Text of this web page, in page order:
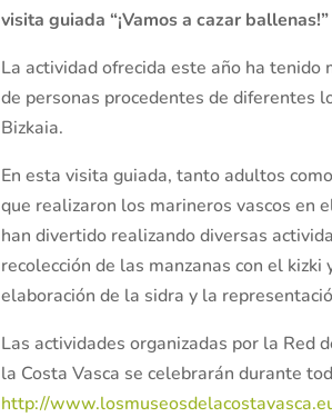
visita guiada “¡Vamos a cazar
La actividad ofrecida este año ha tenido
de personas procedentes de diferentes
Bizkaia.
En esta visita guiada, tanto adultos
que realizaron los marineros vascos en
han divertido realizando diversas
recolección de las manzanas con el
elaboración de la sidra y la
Las actividades organizadas por la Red
la Costa Vasca se celebrarán durante
http://